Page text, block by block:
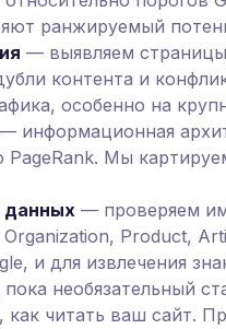
ранжируемый
— выявляем
контента и
особенно на
— информационная
PageRank. Мы
данных — проверяем
Product,
и для извлечения
необязательный
как читать ваш сайт.